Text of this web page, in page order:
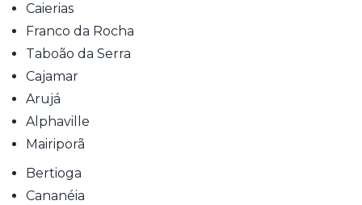
Caierias
Franco da Rocha
Taboão da Serra
Cajamar
Arujá
Alphaville
Mairiporã
Bertioga
Cananéia